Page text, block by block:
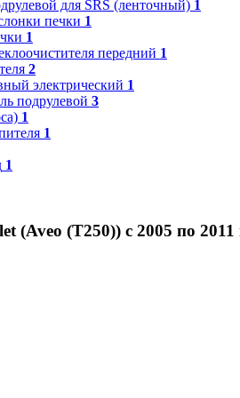
для SRS (ленточный) 1
печки 1
1
передний 1
2
электрический 1
подрулевой 3
1
1
1
(Aveo (T250)) с 2005 по 2011